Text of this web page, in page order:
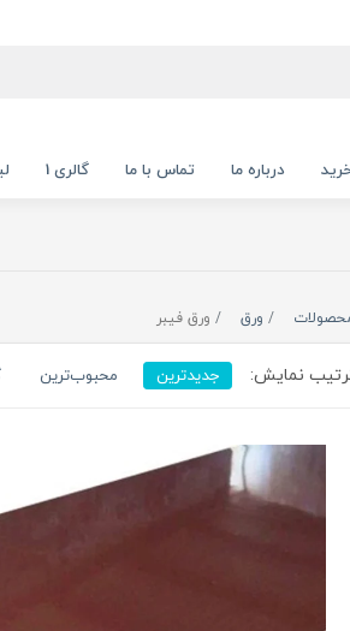
درباره ما تماس با ما گالری 1
ورق ورق فیبر
نمایش: جدیدترین محبوب‌ترین